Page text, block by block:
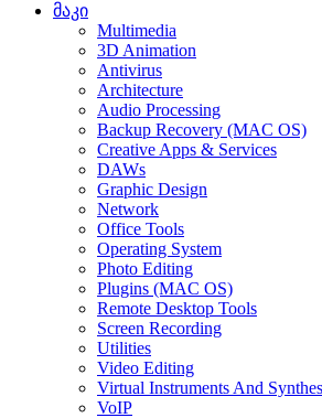
მაკი
Multimedia
3D Animation
Antivirus
Architecture
Audio Processing
Backup Recovery (MAC OS)
Creative Apps & Services
DAWs
Graphic Design
Network
Office Tools
Operating System
Photo Editing
Plugins (MAC OS)
Remote Desktop Tools
Screen Recording
Utilities
Video Editing
Virtual Instruments And
VoIP